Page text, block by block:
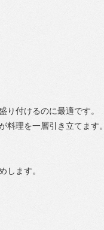
り付けるのに最適です。
料理を一層引き立てます。
します。